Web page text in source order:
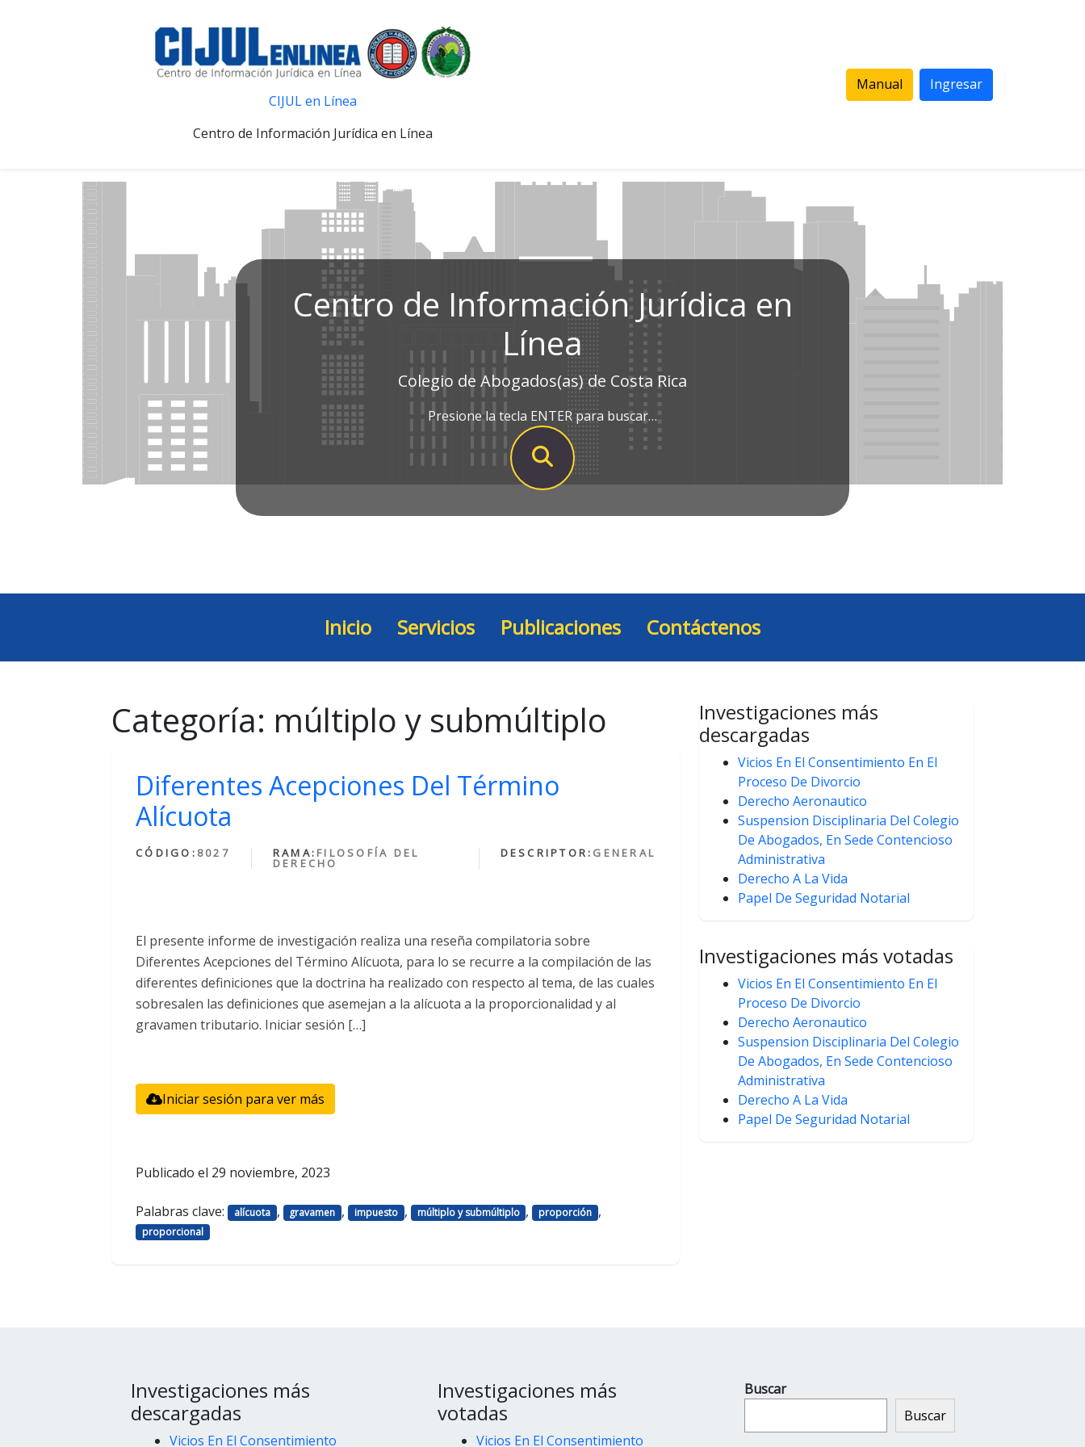
CIJUL en Línea
Centro de Información Jurídica en Línea
Manual Ingresar
Centro de Información Jurídica en
Línea
Colegio de Abogados(as) de Costa Rica
Presione la tecla ENTER para buscar…
Inicio Servicios Publicaciones Contáctenos
Categoría: múltiplo y submúltiplo
Diferentes Acepciones Del Término
Alícuota
CÓDIGO: 8027 RAMA: FILOSOFÍA DEL
DERECHO
DESCRIPTOR: GENERAL
El presente informe de investigación realiza una reseña compilatoria sobre
Diferentes Acepciones del Término Alícuota, para lo se recurre a la compilación de las
diferentes definiciones que la doctrina ha realizado con respecto al tema, de las cuales
sobresalen las definiciones que asemejan a la alícuota a la proporcionalidad y al
gravamen tributario. Iniciar sesión […]
Iniciar sesión para ver más
Publicado el 29 noviembre, 2023
Palabras clave: alícuota , gravamen , impuesto , múltiplo y submúltiplo , proporción ,
proporcional
Investigaciones más
descargadas
Vicios En El Consentimiento En El
Proceso De Divorcio
Derecho Aeronautico
Suspension Disciplinaria Del Colegio
De Abogados, En Sede Contencioso
Administrativa
Derecho A La Vida
Papel De Seguridad Notarial
Investigaciones más votadas
Vicios En El Consentimiento En El
Proceso De Divorcio
Derecho Aeronautico
Suspension Disciplinaria Del Colegio
De Abogados, En Sede Contencioso
Administrativa
Derecho A La Vida
Papel De Seguridad Notarial
Investigaciones más
descargadas
Vicios En El Consentimiento
Investigaciones más
votadas
Vicios En El Consentimiento
Buscar
Buscar